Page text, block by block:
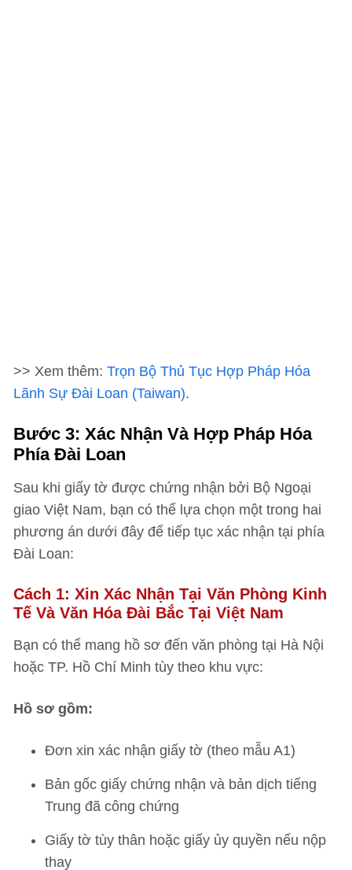
>> Xem thêm: Trọn Bộ Thủ Tục Hợp Pháp Hóa
Lãnh Sự Đài Loan (Taiwan).
Bước 3: Xác Nhận Và Hợp Pháp Hóa
Phía Đài Loan
Sau khi giấy tờ được chứng nhận bởi Bộ Ngoại
giao Việt Nam, bạn có thể lựa chọn một trong hai
phương án dưới đây để tiếp tục xác nhận tại phía
Đài Loan:
Cách 1: Xin Xác Nhận Tại Văn Phòng Kinh
Tế Và Văn Hóa Đài Bắc Tại Việt Nam
Bạn có thể mang hồ sơ đến văn phòng tại Hà Nội
hoặc TP. Hồ Chí Minh tùy theo khu vực:
Hồ sơ gồm:
Đơn xin xác nhận giấy tờ (theo mẫu A1)
Bản gốc giấy chứng nhận và bản dịch tiếng
Trung đã công chứng
Giấy tờ tùy thân hoặc giấy ủy quyền nếu nộp
thay